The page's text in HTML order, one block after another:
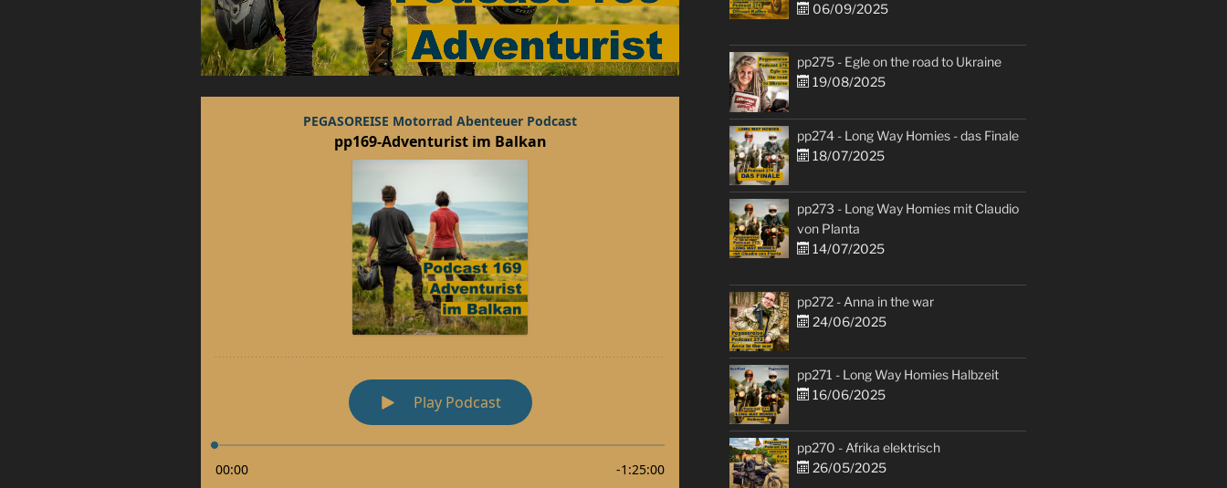
06/09/2025
pp275 - Egle on the road to Ukraine
19/08/2025
pp274 - Long Way Homies - das Finale
18/07/2025
pp273 - Long Way Homies mit Claudio
von Planta
14/07/2025
pp272 - Anna in the war
24/06/2025
pp271 - Long Way Homies Halbzeit
16/06/2025
pp270 - Afrika elektrisch
26/05/2025